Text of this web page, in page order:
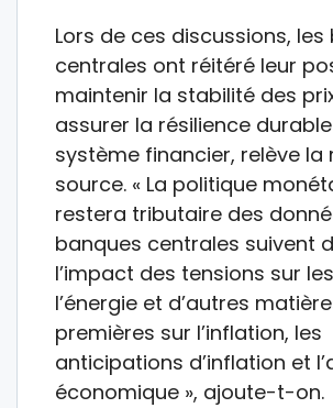
Lors de ces discussions, les
centrales ont réitéré leur
maintenir la stabilité des
assurer la résilience
système financier, relève la
source. « La politique
restera tributaire des
banques centrales suivent
l’impact des tensions sur
l’énergie et d’autres
premières sur l’inflation, les
anticipations d’inflation et
économique », ajoute-t-on.